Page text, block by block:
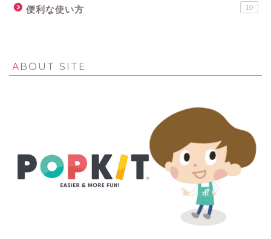
便利な使い方 10
ABOUT SITE